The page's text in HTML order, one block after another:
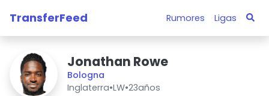
TransferFeed Rumores Ligas
Jonathan Rowe
Bologna
Inglaterra•LW•23años